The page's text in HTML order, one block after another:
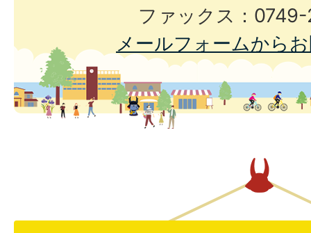
ファックス：
メールフォームから